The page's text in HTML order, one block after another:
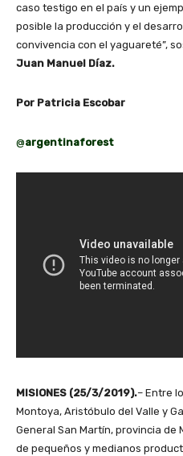
caso testigo en el país y un
posible la producción y el
convivencia con el yaguareté”,
Juan Manuel Díaz.
Por Patricia Escobar
@argentinaforest
MISIONES (25/3/2019).– Entre
Montoya, Aristóbulo del Valle y
General San Martín, provincia
de pequeños y medianos